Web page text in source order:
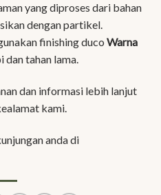
yang diproses dari bahan
dengan partikel.
finishing duco Warna
dan tahan lama.
dan informasi lebih lanjut
kami.
anda di